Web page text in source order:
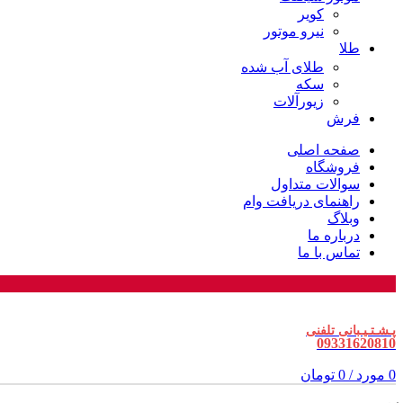
کویر
نیرو موتور
طلا
طلای آب شده
سکه
زیورآلات
فرش
صفحه اصلی
فروشگاه
سوالات متداول
راهنمای دریافت وام
وبلاگ
درباره ما
تماس با ما
پـشـتـیـبانی تلفنی
09331620810
0 مورد /
0 تومان